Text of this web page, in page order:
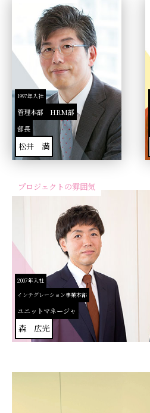
1997年入社
管理本部 HRM部
部長
松井 満
プロジェクトの雰囲気
2007年入社
インテグレーション事業本部
ユニットマネージャ
森 広光